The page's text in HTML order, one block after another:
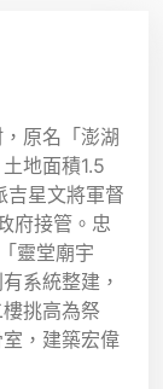
原名「澎湖
土地面積1.5
吉星文將軍督
府接管。忠
靈堂廟宇
系統整建，
挑高為祭
，建築宏偉